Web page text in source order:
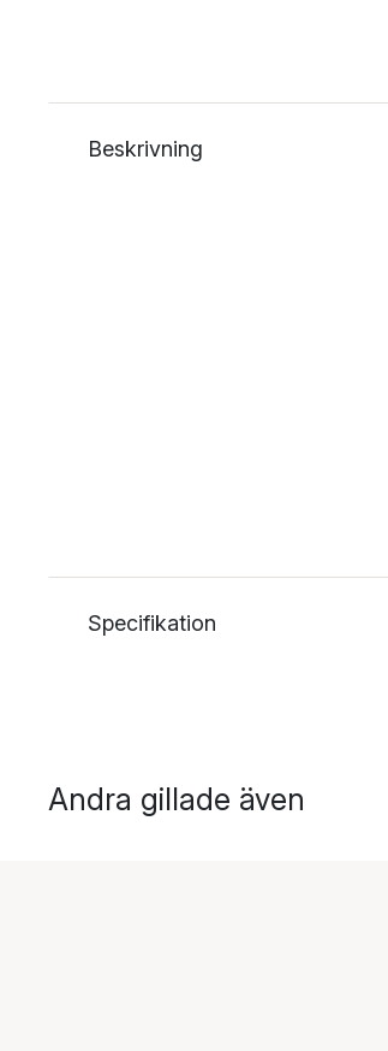
Beskrivning
Specifikation
Andra gillade även